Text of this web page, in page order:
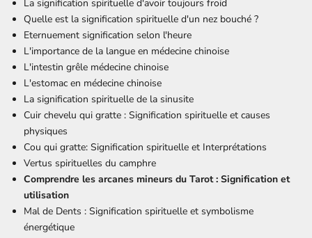
La signification spirituelle d'avoir toujours froid
Quelle est la signification spirituelle d'un nez bouché ?
Eternuement signification selon l'heure
L'importance de la langue en médecine chinoise
L'intestin grêle médecine chinoise
L'estomac en médecine chinoise
La signification spirituelle de la sinusite
Cuir chevelu qui gratte : Signification spirituelle et causes
physiques
Cou qui gratte: Signification spirituelle et Interprétations
Vertus spirituelles du camphre
Comprendre les arcanes mineurs du Tarot : Signification et
utilisation
Mal de Dents : Signification spirituelle et symbolisme
énergétique